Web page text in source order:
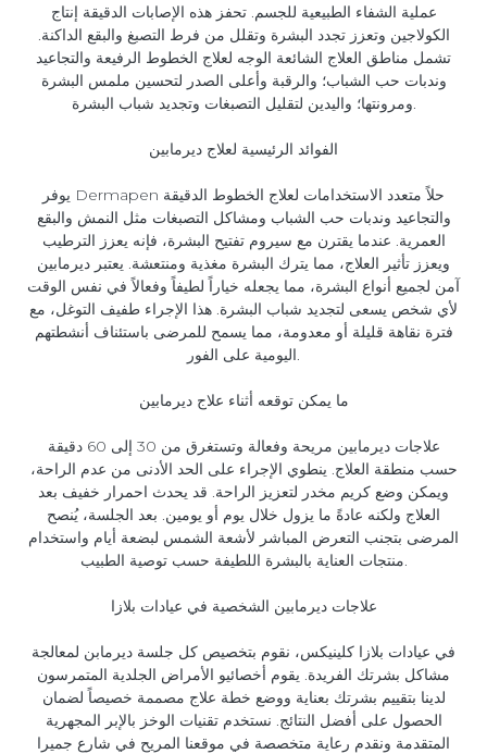
عملية الشفاء الطبيعية للجسم. تحفز هذه الإصابات الدقيقة إنتاج
الكولاجين وتعزز تجدد البشرة وتقلل من فرط التصبغ والبقع الداكنة.
تشمل مناطق العلاج الشائعة الوجه لعلاج الخطوط الرفيعة والتجاعيد
وندبات حب الشباب؛ والرقبة وأعلى الصدر لتحسين ملمس البشرة
ومرونتها؛ واليدين لتقليل التصبغات وتجديد شباب البشرة.
الفوائد الرئيسية لعلاج ديرمابين
يوفر Dermapen حلاً متعدد الاستخدامات لعلاج الخطوط الدقيقة
والتجاعيد وندبات حب الشباب ومشاكل التصبغات مثل النمش والبقع
العمرية. عندما يقترن مع سيروم تفتيح البشرة، فإنه يعزز الترطيب
ويعزز تأثير العلاج، مما يترك البشرة مغذية ومنتعشة. يعتبر ديرمابين
آمن لجميع أنواع البشرة، مما يجعله خياراً لطيفاً وفعالاً في نفس الوقت
لأي شخص يسعى لتجديد شباب البشرة. هذا الإجراء طفيف التوغل، مع
فترة نقاهة قليلة أو معدومة، مما يسمح للمرضى باستئناف أنشطتهم
اليومية على الفور.
ما يمكن توقعه أثناء علاج ديرمابين
علاجات ديرمابين مريحة وفعالة وتستغرق من 30 إلى 60 دقيقة
حسب منطقة العلاج. ينطوي الإجراء على الحد الأدنى من عدم الراحة،
ويمكن وضع كريم مخدر لتعزيز الراحة. قد يحدث احمرار خفيف بعد
العلاج ولكنه عادةً ما يزول خلال يوم أو يومين. بعد الجلسة، يُنصح
المرضى بتجنب التعرض المباشر لأشعة الشمس لبضعة أيام واستخدام
منتجات العناية بالبشرة اللطيفة حسب توصية الطبيب.
علاجات ديرمابين الشخصية في عيادات بلازا
في عيادات بلازا كلينيكس، نقوم بتخصيص كل جلسة ديرمابن لمعالجة
مشاكل بشرتك الفريدة. يقوم أخصائيو الأمراض الجلدية المتمرسون
لدينا بتقييم بشرتك بعناية ووضع خطة علاج مصممة خصيصاً لضمان
الحصول على أفضل النتائج. نستخدم تقنيات الوخز بالإبر المجهرية
المتقدمة ونقدم رعاية متخصصة في موقعنا المريح في شارع جميرا